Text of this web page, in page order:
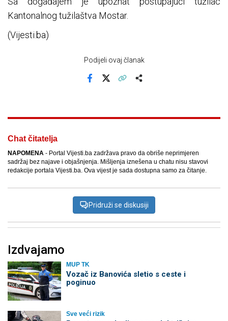
Kantonalnog tužilaštva Mostar.
(Vijesti.ba)
Podijeli ovaj članak
Chat čitatelja
NAPOMENA - Portal Vijesti.ba zadržava pravo da obriše neprimjeren
sadržaj bez najave i objašnjenja. Mišljenja iznešena u chatu nisu stavovi
redakcije portala Vijesti.ba. Ova vijest je sada dostupna samo za čitanje.
Pridruži se diskusiji
Izdvajamo
MUP TK
Vozač iz Banovića sletio s ceste i
poginuo
Sve veći rizik